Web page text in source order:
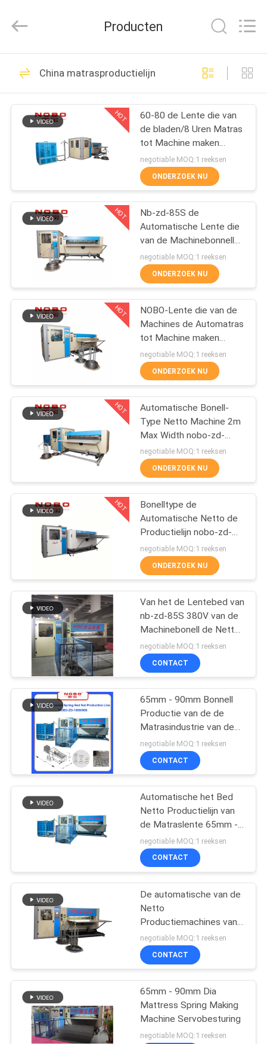
THUIS
PRODUCTEN
OVER
FABRIEKSREIS
KWALITEITSCONTROLE
CONTACTEER
ONS
NIEUWS
GEVALLEN
PRIVACYBELEID
Ltd..
Reserved.
matrasproductielijn
81
De Randmachine
van de matrasband
20
De matraslente die
Machine maken
63
De Machine van de
de lenteassemblage
de machine van de
zaklente
58
De matraslente die
Machine rollen
17
Matras die Machine
rollen
De Machine van de
matrascompressie
Producten
China matrasproductielijn
HOT
60-80 de Lente die van
de bladen/8 Uren Matras
tot Machine maken
Automatisch Bonnell-
Type
negotiable MOQ:1 reeksen
ONDERZOEK NU
HOT
Nb-zd-85S de
Automatische Lente die
van de Machinebonnell
van de de Lentematras
Machine rollen
negotiable MOQ:1 reeksen
ONDERZOEK NU
HOT
NOBO-Lente die van de
Machines de Automatras
tot Machine maken
Servomotor nobo-zd-
85S
negotiable MOQ:1 reeksen
ONDERZOEK NU
HOT
Automatische Bonell-
Type Netto Machine 2m
Max Width nobo-zd-
100S van het de
Lentebed
negotiable MOQ:1 reeksen
ONDERZOEK NU
HOT
Bonelltype de
Automatische Netto de
Productielijn nobo-zd-
JAREN '80 2M van het
de Lentebed Max Width
negotiable MOQ:1 reeksen
ONDERZOEK NU
Van het de Lentebed van
nb-zd-85S 380V van de
Machinebonell de Netto
de Matraslente die
Machine maken
negotiable MOQ:1 reeksen
CONTACT
65mm - 90mm Bonnell
Productie van de de
Matrasindustrie van de
de Lentemachine de
Automatische
negotiable MOQ:1 reeksen
CONTACT
Automatische het Bed
Netto Productielijn van
de Matraslente 65mm -
90mm Diameter
negotiable MOQ:1 reeksen
CONTACT
De automatische van de
Netto
Productiemachines van
het de Lentebed
Efficiency 60-90
Bladen/8 Uren
negotiable MOQ:1 reeksen
CONTACT
65mm - 90mm Dia
Mattress Spring Making
Machine Servobesturing
negotiable MOQ:1 reeksen